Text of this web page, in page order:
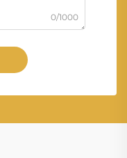
0/1000